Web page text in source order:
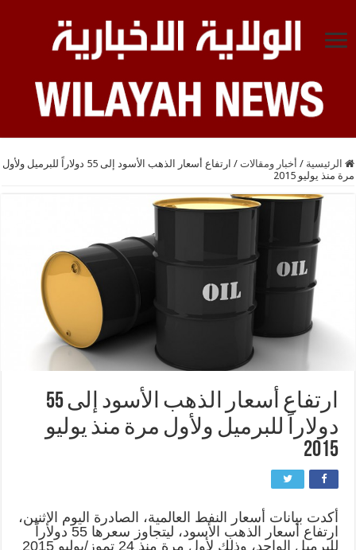
الرئيسية / أخبار ومقالات /
ارتفاع أسعار الذهب الأسود إلى 55 دولاراً للبرميل ولأول
مرة منذ يوليو 2015
ارتفاع أسعار الذهب الأسود إلى 55
دولاراً للبرميل ولأول مرة منذ يوليو
2015
أكدت بيانات أسعار النفط العالمية، الصادرة اليوم الإثنين،
ارتفاع أسعار الذهب الأسود، ليتجاوز سعرها 55 دولاراً
للبرميل الواحد، وذلك لأول مرة منذ 24 تموز/يوليو 2015